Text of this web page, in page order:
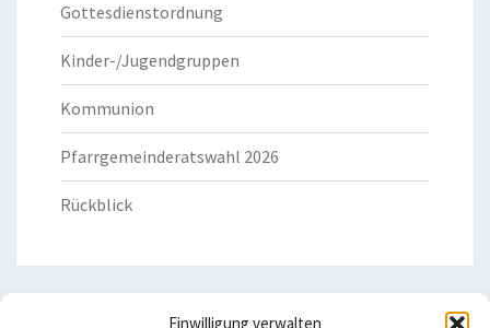
Einwilligung verwalten
Gottesdienstordnung
Kinder-/Jugendgruppen
Kommunion
Pfarrgemeinderatswahl 2026
Rückblick